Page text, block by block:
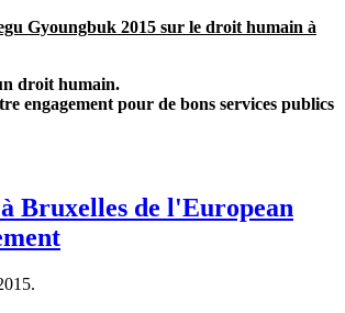
Gyoungbuk 2015 sur le droit humain à
droit humain.
engagement pour de bons services publics
Bruxelles de l'European